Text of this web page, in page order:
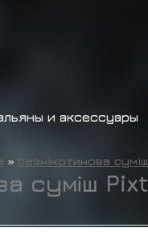
и аксессуары
» Безнікотинова
суміш